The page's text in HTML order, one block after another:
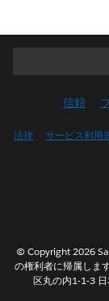
信頼
法律 サービス利用
© Copyright 2026
の権利者に帰属しま
区丸の内1-1-3